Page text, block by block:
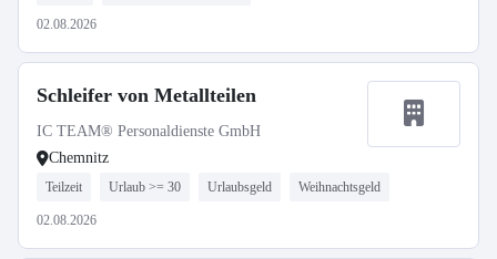
02.08.2026
Schleifer von Metallteilen
IC TEAM® Personaldienste GmbH
Chemnitz
Teilzeit Urlaub >= 30 Urlaubsgeld Weihnachtsgeld
02.08.2026